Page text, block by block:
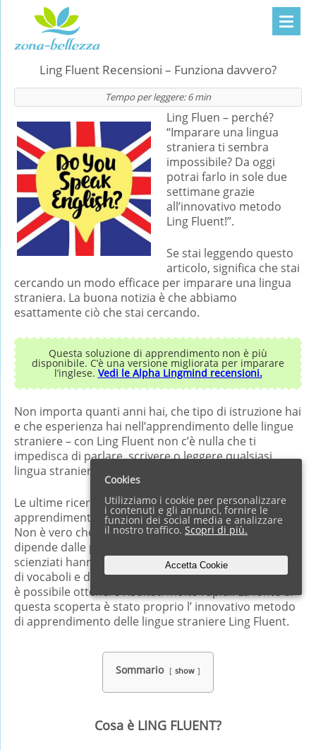
Ling Fluent Recensioni – Funziona davvero?
Tempo per leggere:6 min
Ling Fluen – perché?
“Imparare una lingua
straniera ti sembra
impossibile? Da oggi
potrai farlo in sole due
settimane grazie
all’innovativo metodo
Ling Fluent!”.
Se stai leggendo questo
articolo, significa che stai
cercando un modo efficace per imparare una lingua
straniera. La buona notizia è che abbiamo
esattamente ciò che stai cercando.
Questa soluzione di apprendimento non è più
disponibile. C’è una versione migliorata per imparare
l’inglese. Vedi le Alpha Lingmind recensioni.
Non importa quanti anni hai, che tipo di istruzione hai
e che esperienza hai nell’apprendimento delle lingue
straniere – con Ling Fluent non c’è nulla che ti
impedisca di parlare, scrivere o leggere qualsiasi
lingua straniera desideri.
Le ultime ricerche nell’ambito delle capacità di
apprendimento rendono obsoleti tutti gli stereotipi.
Non è vero che la capacità di apprendere le lingue
dipende dalle predisposizioni individuali o dell’ età. Gli
scienziati hanno confermato che se l’apprendimento
di vocaboli e delle frasi viene semplificato al massimo,
è possibile ottenere risultati molto rapidi. La fonte di
questa scoperta è stato proprio l’ innovativo metodo
di apprendimento delle lingue straniere Ling Fluent.
Sommario show
Cosa è LING FLUENT?
Cookies
Utilizziamo i cookie per personalizzare
i contenuti e gli annunci, fornire le
funzioni dei social media e analizzare
il nostro traffico. Scopri di più.
Accetta Cookie